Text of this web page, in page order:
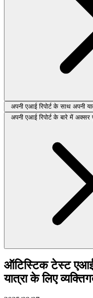
अपनी एआई रिपोर्ट के साथ अपनी
अपनी एआई रिपोर्ट के बारे में अक्सर
ऑटिस्टिक टेस्ट एआई
यात्रा के लिए